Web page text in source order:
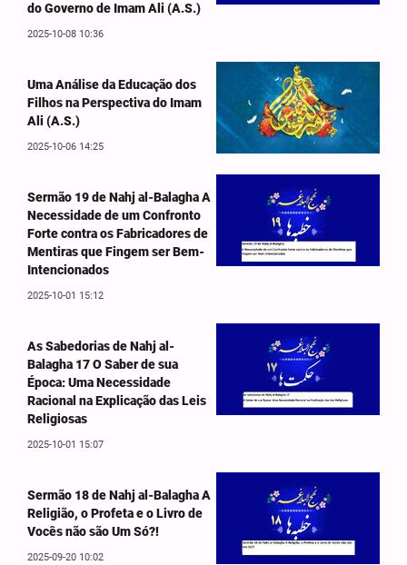
do Governo de Imam Ali (A.S.)
2025-10-08 10:36
Uma Análise da Educação dos
Filhos na Perspectiva do Imam
Ali (A.S.)
2025-10-06 14:25
Sermão 19 de Nahj al-Balagha A
Necessidade de um Confronto
Forte contra os Fabricadores de
Mentiras que Fingem ser Bem-
Intencionados
2025-10-01 15:12
As Sabedorias de Nahj al-
Balagha 17 O Saber de sua
Época: Uma Necessidade
Racional na Explicação das Leis
Religiosas
2025-10-01 15:07
Sermão 18 de Nahj al-Balagha A
Religião, o Profeta e o Livro de
Vocês não são Um Só?!
2025-09-20 10:02